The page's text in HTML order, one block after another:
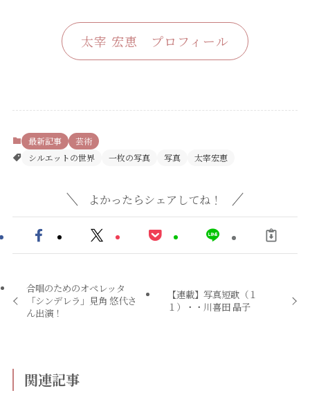
太宰 宏恵 プロフィール
最新記事
芸術
シルエットの世界
一枚の写真 写真 太宰宏恵
よかったらシェアしてね！
合唱のためのオペレッタ
「シンデレラ」見角 悠代さ
ん出演！
【連載】写真短歌（１
１）・・川喜田 晶子
関連記事